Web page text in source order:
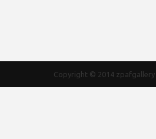
Copyright © 2014 zpafgallery